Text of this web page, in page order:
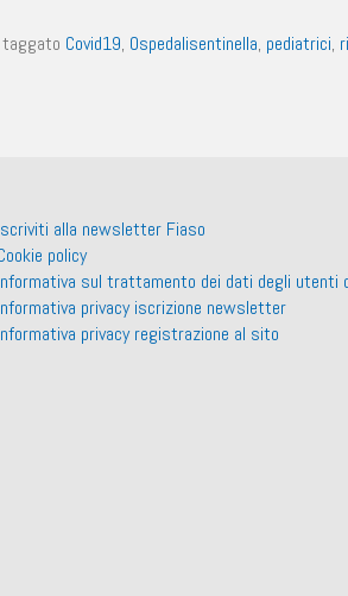
taggato Covid19, Ospedalisentinella, pediatrici,
alla newsletter Fiaso
policy
sul trattamento dei dati degli utenti
privacy iscrizione newsletter
privacy registrazione al sito